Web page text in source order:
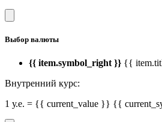
Выбор валюты
{{ item.symbol_right }} {{
Внутренний курс:
1 у.е. = {{ current_value }} {{